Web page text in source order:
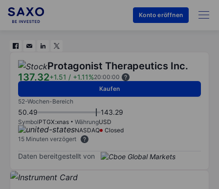
Konto eröffnen
Protagonist Therapeutics Inc.
137.32+1.51 / +1.11%20:00:00
Kaufen
52-Wochen-Bereich
50.49 143.29
SymbolPTGX:xnas WährungUSD
NASDAQ
Closed
15 Minuten verzögert
Daten bereitgestellt von